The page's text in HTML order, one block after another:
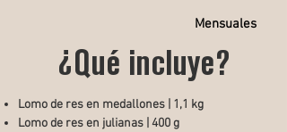
Mensuales
¿Qué incluye?
Lomo de res en medallones | 1,1 kg
Lomo de res en julianas | 400 g